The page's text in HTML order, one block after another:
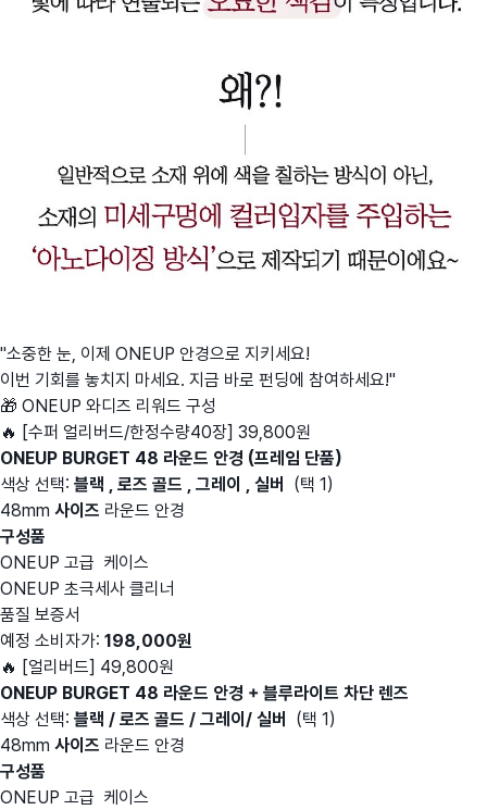
"소중한 눈, 이제 ONEUP 안경으로 지키세요!
이번 기회를 놓치지 마세요. 지금 바로 펀딩에 참여하세요!"
🎁 ONEUP 와디즈 리워드 구성
🔥 [수퍼 얼리버드/한정수량40장] 39,800원
ONEUP BURGET 48 라운드 안경 (프레임 단품)
색상 선택: 블랙 , 로즈 골드 , 그레이 , 실버
(택 1)
48mm 사이즈 라운드 안경
구성품
ONEUP 고급 케이스
ONEUP 초극세사 클리너
품질 보증서
예정 소비자가: 198 ,000원
🔥 [얼리버드] 49,800원
ONEUP BURGET 48 라운드 안경 + 블루라이트 차단 렌즈
색상 선택: 블랙 / 로즈 골드 / 그레이/ 실버
(택 1)
48mm 사이즈 라운드 안경
구성품
ONEUP 고급 케이스